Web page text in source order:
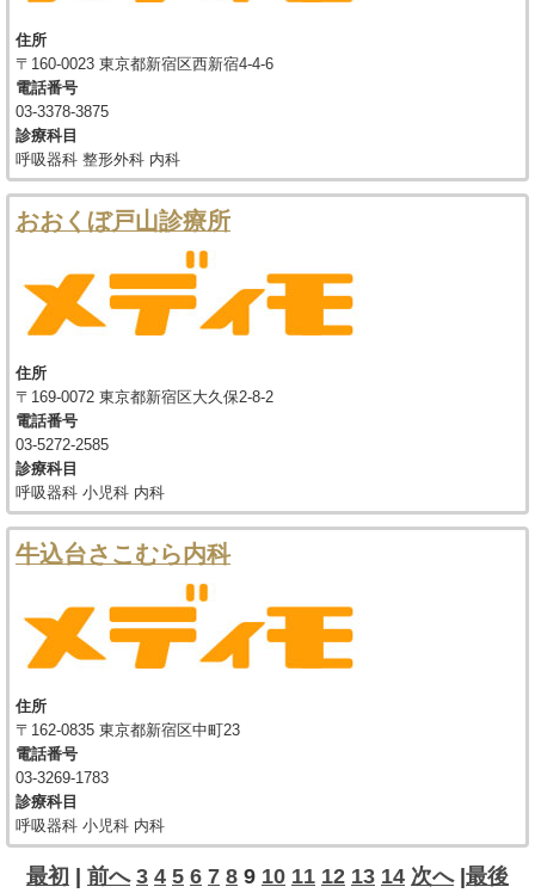
住所
〒160-0023 東京都新宿区西新宿4-4-6
電話番号
03-3378-3875
診療科目
呼吸器科 整形外科 内科
おおくぼ戸山診療所
住所
〒169-0072 東京都新宿区大久保2-8-2
電話番号
03-5272-2585
診療科目
呼吸器科 小児科 内科
牛込台さこむら内科
住所
〒162-0835 東京都新宿区中町23
電話番号
03-3269-1783
診療科目
呼吸器科 小児科 内科
最初 | 前へ 3 4 5 6 7 8 9 10 11 12 13 14 次へ|最後